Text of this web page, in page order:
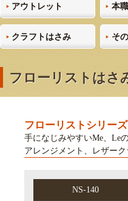
アウトレット 本
クラフトはさみ そ
フローリストはさ
フローリストシリーズ
手になじみやすいMe、Le
アレンジメント、レザー
NS-140